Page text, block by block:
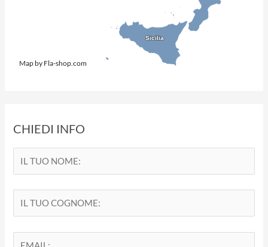
Sicilia
Sicilia
Map by Fla-shop.com
CHIEDI INFO